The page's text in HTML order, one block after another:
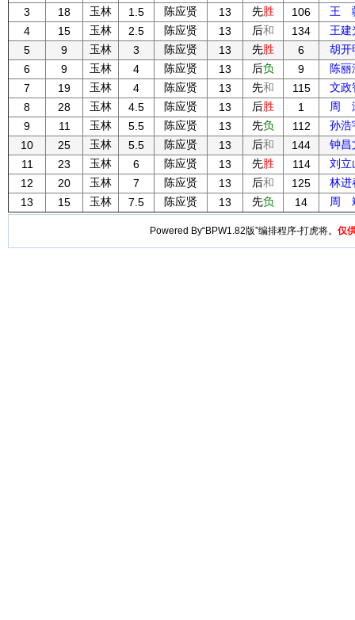
3
18 玉林 1.5 陈应贤 13 先胜 106
王
4
15 玉林 2.5 陈应贤 13 后和 134
王建
5
9 玉林 3 陈应贤 13 先胜 6
胡开
6
9 玉林 4 陈应贤 13 后负 9
陈丽
7
19 玉林 4 陈应贤 13 先和 115
文政
8
28 玉林 4.5 陈应贤 13 后胜 1
周
9
11 玉林 5.5 陈应贤 13 先负 112
孙浩
10
25 玉林 5.5 陈应贤 13 后和 144
钟昌
11
23 玉林 6 陈应贤 13 先胜 114
刘立
12
20 玉林 7 陈应贤 13 后和 125
林进
13
15 玉林 7.5 陈应贤 13 先负 14 周
Powered By“BPW1.82版”编排程序-打虎将。 仅